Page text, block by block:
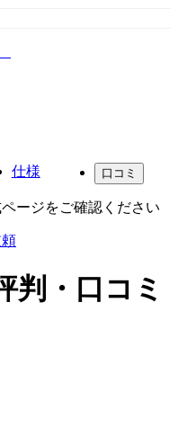
仕様 口コミ
ージをご確認ください
判・口コミ